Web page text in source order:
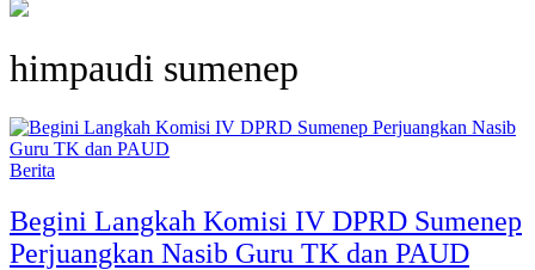
himpaudi sumenep
Berita
Begini Langkah Komisi IV DPRD Sumenep
Perjuangkan Nasib Guru TK dan PAUD